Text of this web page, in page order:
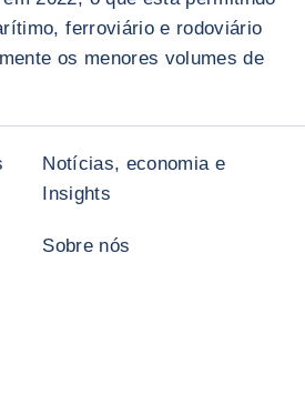
ferroviário e rodoviário
os menores volumes de
Notícias, economia e
Insights
Sobre nós